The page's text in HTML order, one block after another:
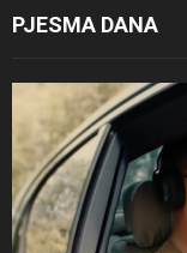
PJESMA DANA